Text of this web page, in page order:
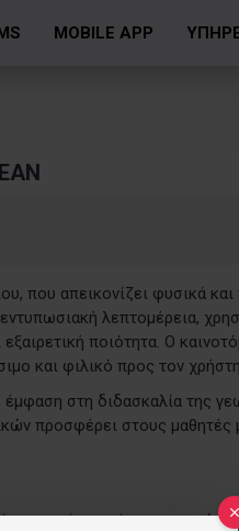
MOBILE APP
που απεικονίζει φυσικά
λεπτομέρεια,
ποιότητα. Ο
και φιλικό προς τον
έμφαση στη διδασκαλία της
προσφέρει στους μαθητές
φωτεινά, ευανάγνωστα